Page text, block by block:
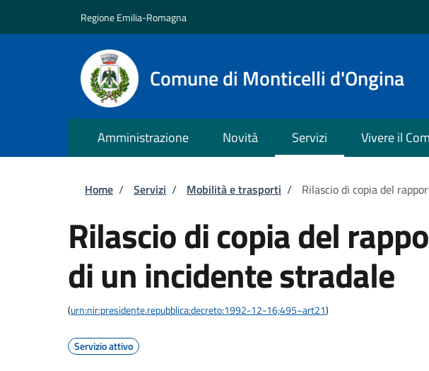
Regione Emilia-Romagna
Comune di Monticelli d'Ongina
Amministrazione Novità Servizi Vivere il
Briciole di pane
Home / Servizi / Mobilità e trasporti / Rilascio di copia del
Rilascio di copia del
di un incidente stradale
(urn:nir:presidente.repubblica:decreto:1992-12-16;495~art21)
Servizio attivo